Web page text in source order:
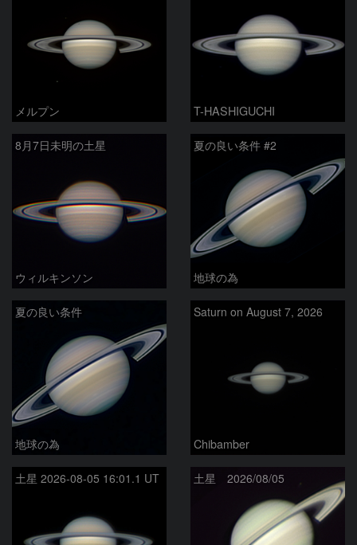
メルプン T-HASHIGUCHI
8月7日未明の土星
ウィルキンソン
夏の良い条件 #2
地球の為
夏の良い条件
地球の為
Saturn on August 7, 2026
Chibamber
土星 2026-08-05 16:01.1 UT 土星 2026/08/05